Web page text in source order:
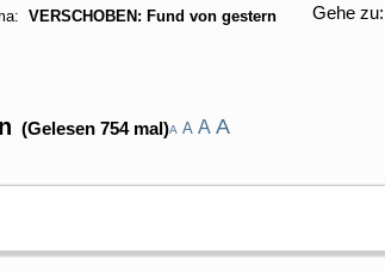
VERSCHOBEN: Fund von gestern Gehe zu:
(Gelesen 754 mal)A A A A